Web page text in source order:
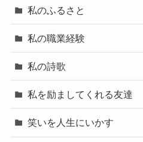
私のふるさと
私の職業経験
私の詩歌
私を励ましてくれる友達
笑いを人生にいかす